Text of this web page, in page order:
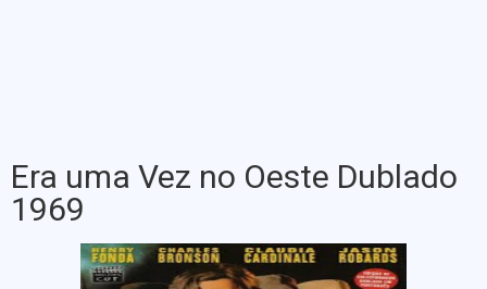
Era uma Vez no Oeste Dublado
1969